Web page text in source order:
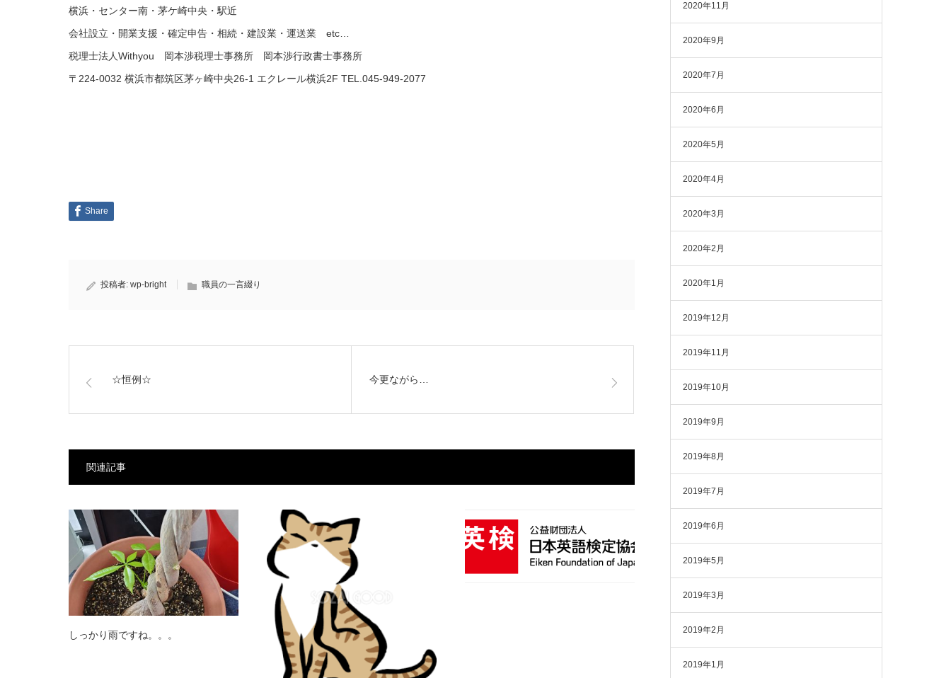
横浜・センター南・茅ケ崎中央・駅近
会社設立・開業支援・確定申告・相続・建設業・運送業 etc…
税理士法人Withyou 岡本渉税理士事務所 岡本渉行政書士事務所
〒224-0032 横浜市都筑区茅ヶ崎中央26-1 エクレール横浜2F TEL.045-949-2077
Share
投稿者: wp-bright 職員の一言綴り
☆恒例☆ 今更ながら…
関連記事
しっかり雨ですね。。。
2020年11月
2020年9月
2020年7月
2020年6月
2020年5月
2020年4月
2020年3月
2020年2月
2020年1月
2019年12月
2019年11月
2019年10月
2019年9月
2019年8月
2019年7月
2019年6月
2019年5月
2019年3月
2019年2月
2019年1月